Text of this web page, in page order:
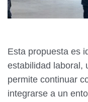
Esta propuesta es
estabilidad laboral,
permite continuar
integrarse a un